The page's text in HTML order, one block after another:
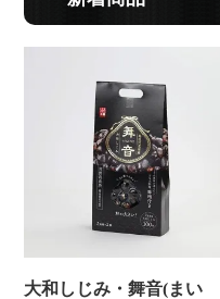
大和しじみ・舞音(まい